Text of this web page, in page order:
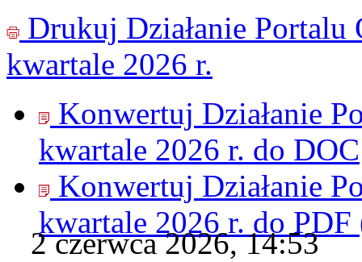
Drukuj Działanie
kwartale 2026 r.
Konwertuj Działanie
kwartale 2026 r. do DOC
Konwertuj Działanie
kwartale 2026 r. do PDF
2 czerwca 2026, 14:53